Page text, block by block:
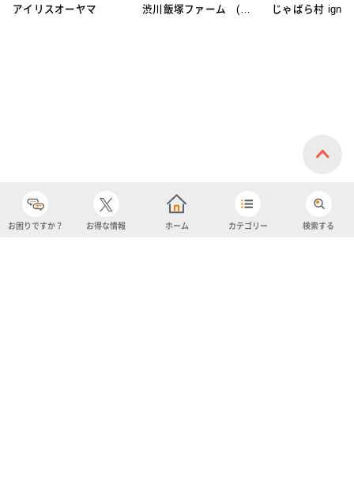
アイリスオーヤマ
渋川飯塚ファーム (ア
じゃばら村
お困りですか？ お得な情報 ホーム カテゴリー 検索する